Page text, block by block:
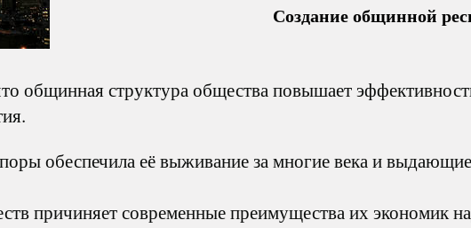
Создание общинной
общинная структура общества повышает
обеспечила её выживание за многие века и
причиняет современные преимущества их экономик